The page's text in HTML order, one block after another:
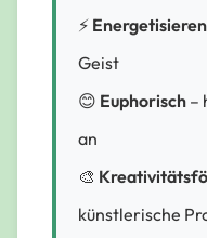
⚡
Geist
😊 Euphorisch –
an
🎨
künstlerische